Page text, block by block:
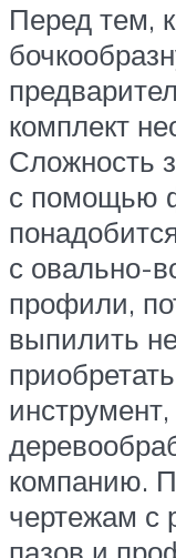
Перед тем,
комплект
Сложность
с помощью
с овально-
профили,
выпилить
компанию.
чертежам с